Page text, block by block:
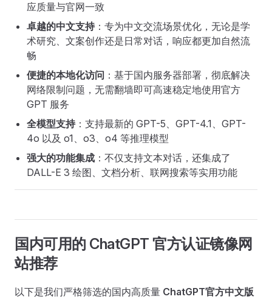
应质量与官网一致
卓越的中文支持：专为中文交流场景优化，无论是学
术研究、文案创作还是日常对话，响应都更加自然流
畅
便捷的本地化访问 ：基于国内服务器部署，彻底解决
网络限制问题，无需翻墙即可高速稳定地使用官方
GPT 服务
全模型支持：支持最新的 GPT-5、GPT-4.1、GPT-
4o 以及 o1、o3、o4 等推理模型
强大的功能集成 ：不仅支持文本对话，还集成了
DALL-E 3 绘图、文档分析、联网搜索等实用功能
国内可用的 ChatGPT 官方认证镜像网
站推荐
以下是我们严格筛选的国内高质量 ChatGPT官方中文版